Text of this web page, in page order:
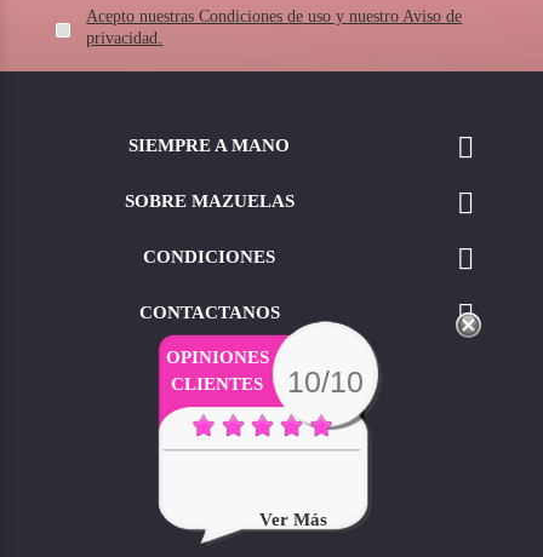
Acepto nuestras Condiciones de uso y nuestro Aviso de
privacidad.
SIEMPRE A MANO 
SOBRE MAZUELAS 
CONDICIONES 
CONTACTANOS 
OPINIONES
CLIENTES
10/10
Ver Más